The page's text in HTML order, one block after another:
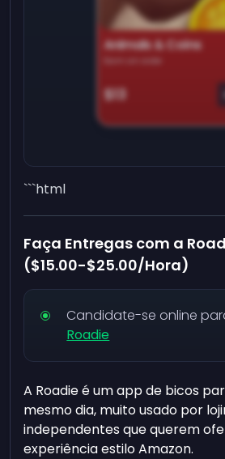
Animals & Coins
Earn on side
$13
```html
Faça Entregas com a
($15.00-$25.00/Hora)
Candidate-se online
Roadie
A Roadie é um app de bicos
mesmo dia, muito usado por
independentes que querem
experiência estilo Amazon.